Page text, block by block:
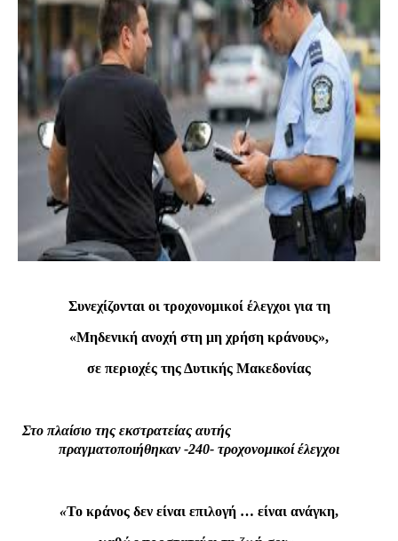
Συνεχίζονται οι τροχονομικοί έλεγχοι για τη
«Μηδενική ανοχή στη μη χρήση κράνους»,
σε περιοχές της Δυτικής Μακεδονίας
Στο πλαίσιο της εκστρατείας αυτής
πραγματοποιήθηκαν -240- τροχονομικοί έλεγχοι
«Το κράνος δεν είναι επιλογή … είναι ανάγκη,